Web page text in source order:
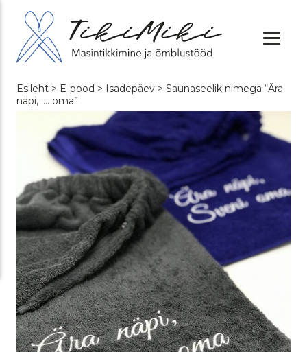
Esileht > E-pood > Isadepäev > Saunaseelik nimega “Ära
näpi, …. oma”